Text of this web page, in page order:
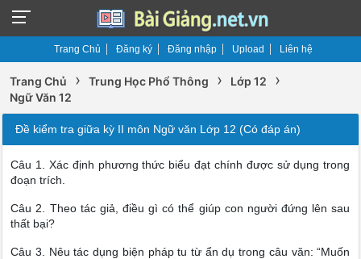
Trang Chủ Đăng ký Đăng nhập Upload Liên hệ
Trang Chủ › Trung Học Phổ Thông › Lớp 12 ›
Ngữ Văn 12
Đề kiểm tra giữa kỳ II môn Ngữ văn Lớp 12 (Có đáp án)
Câu 1. Xác định phương thức biểu đạt chính được sử dụng trong
đoạn trích.
Câu 2. Theo tác giả, điều gì có thể giúp con người đứng lên sau
thất bại?
Câu 3. Nêu tác dụng biện pháp tu từ ẩn dụ trong câu văn: “Muốn